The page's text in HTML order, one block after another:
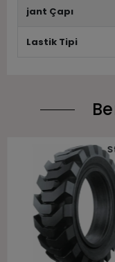
jant Çapı
Lastik Tipi